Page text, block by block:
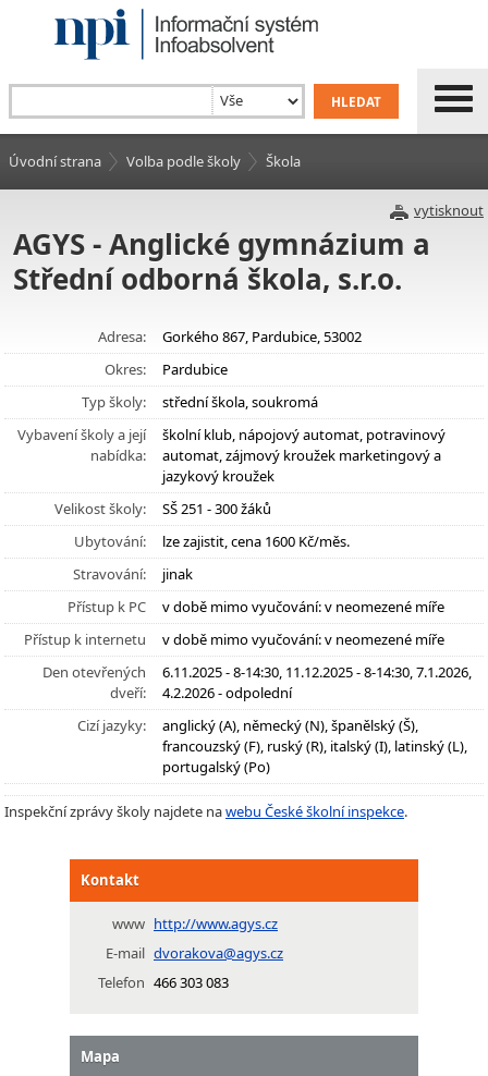
Úvodní strana Volba podle školy Škola
vytisknout
AGYS - Anglické gymnázium a
Střední odborná škola, s.r.o.
Adresa:
Gorkého 867, Pardubice, 53002
Okres:
Pardubice
Typ školy:
střední škola, soukromá
Vybavení školy a její
nabídka:
školní klub, nápojový automat, potravinový
automat, zájmový kroužek marketingový a
jazykový kroužek
Velikost školy:
SŠ 251 - 300 žáků
Ubytování:
lze zajistit, cena 1600 Kč/měs.
Stravování:
jinak
Přístup k PC
v době mimo vyučování: v neomezené míře
Přístup k internetu
v době mimo vyučování: v neomezené míře
Den otevřených
dveří:
6.11.2025 - 8-14:30, 11.12.2025 - 8-14:30, 7.1.2026,
4.2.2026 - odpolední
Cizí jazyky:
anglický (A), německý (N), španělský (Š),
francouzský (F), ruský (R), italský (I), latinský (L),
portugalský (Po)
Inspekční zprávy školy najdete nawebu České školní inspekce.
Kontakt
www http://www.agys.cz
E-mail dvorakova@agys.cz
Telefon 466 303 083
Mapa